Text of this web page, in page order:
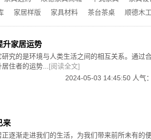
生活带来更多的愉悦和幸福感。
品种，并给予它们适当的养护。一些耐阴
绿化家居、清新空气和美化生活的方式，
生命，让它们在我们的家中绽放生机，为
家居样版 家具材料 茶台茶桌 顺德木
升家居运势
究的是环境与人类生活之间的相互关系。通过
住者的运势... [阅读全文]
2024-05-03 14:45:50 人气
来
逐渐走进我们的生活，为我们带来前所未有的